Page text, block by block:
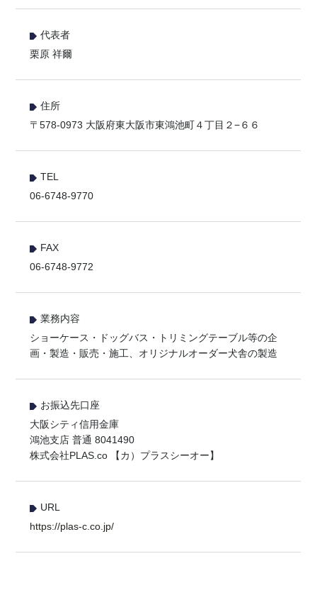
代表者
栗原 祥爾
住所
〒578-0973 大阪府東大阪市東鴻池町４丁目２−６６
TEL
06-6748-9770
FAX
06-6748-9772
業務内容
ショーケース・ドッグバス・トリミングテーブル等の企
画・製造・販売・施工、オリジナルオーダー犬舎の製造
お振込先口座
大阪シティ信用金庫
鴻池支店 普通 8041490
株式会社PLAS.co 【カ）プラスシーオー】
URL
https://plas-c.co.jp/